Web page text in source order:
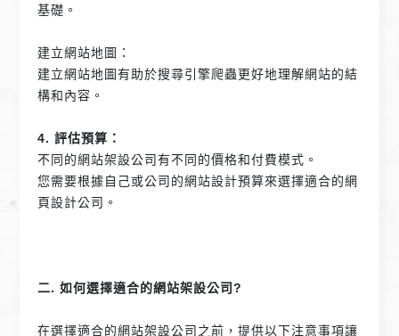
基礎。
建立網站地圖：
建立網站地圖有助於搜尋引擎爬蟲更好地理解網站的結
構和內容。
4. 評估預算：
不同的網站架設公司有不同的價格和付費模式。
您需要根據自己或公司的網站設計預算來選擇適合的網
頁設計公司。
二. 如何選擇適合的網站架設公司?
在選擇適合的網站架設公司之前，提供以下注意事項讓